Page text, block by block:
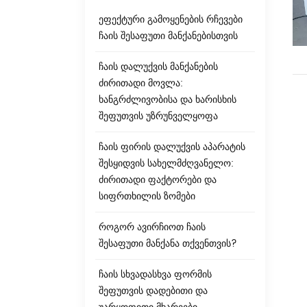
ეფექტური გამოყენების რჩევები
ჩაის შესაფუთი მანქანებისთვის
ჩაის დალუქვის მანქანების
ძირითადი მოვლა:
ხანგრძლივობისა და ხარისხის
შეფუთვის უზრუნველყოფა
ჩაის ფირის დალუქვის აპარატის
შესყიდვის სახელმძღვანელო:
ძირითადი ფაქტორები და
სიფრთხილის ზომები
როგორ ავირჩიოთ ჩაის
შესაფუთი მანქანა თქვენთვის?
ჩაის სხვადასხვა ფორმის
შეფუთვის დადებითი და